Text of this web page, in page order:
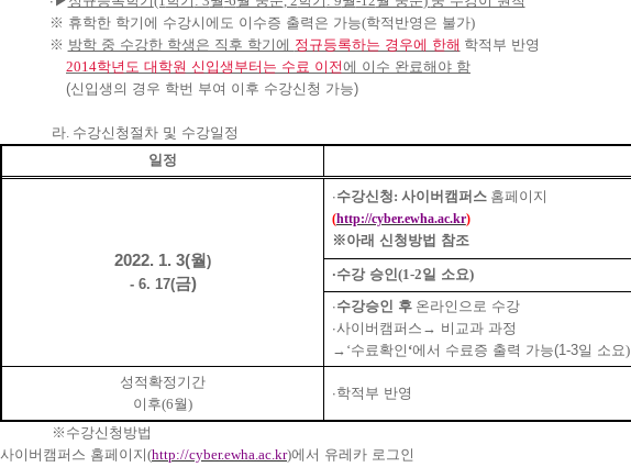
※ 휴학한 학기에 수강시에도 이수증 출력은 가능(학적반영은 불가)
※ 방학 중 수강한 학생은 직후 학기에 정규등록하는 경우에 한해 학적부 반영
2014학년도 대학원 신입생부터는 수료 이전에 이수 완료해야 함
(신입생의 경우 학번 부여 이후 수강신청 가능)
라. 수강신청절차 및 수강일정
일정
2022. 1. 3(월 )
- 6. 17(금)
∙수강신청: 사이버캠퍼스 홈페이지
(http://cyber.ewha.ac.kr)
※아래 신청방법 참조
∙수강 승인(1-2일 소요)
∙수강승인 후 온라인으로 수강
∙사이버캠퍼스 → 비교과 과정
→ ‘수료확인 ‘에서 수료증 출력 가능(1-3일 소요)
성적확정기간
이후(6월)
∙학적부 반영
※ 수강신청방법
사이버캠퍼스 홈페이지(http://cyber.ewha.ac.kr)에서 유레카 로그인